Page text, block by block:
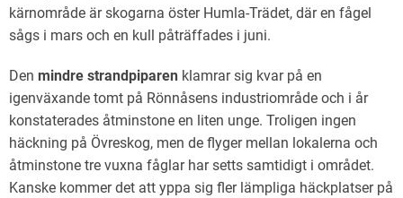
kärnområde är skogarna öster Humla-Trädet, där en fågel
sågs i mars och en kull påträffades i juni.
Den mindre strandpiparen klamrar sig kvar på en
igenväxande tomt på Rönnåsens industriområde och i år
konstaterades åtminstone en liten unge. Troligen ingen
häckning på Övreskog, men de flyger mellan lokalerna och
åtminstone tre vuxna fåglar har setts samtidigt i området.
Kanske kommer det att yppa sig fler lämpliga häckplatser på